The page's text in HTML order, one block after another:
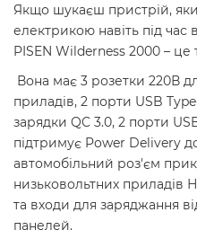
Якщо шукаєш пристрій,
електрикою навіть під час
PISEN Wilderness 2000 – це
Вона має 3 розетки 220В
приладів, 2 порти USB
зарядки QC 3.0, 2 порти
підтримує Power Delivery
автомобільний роз'єм
низьковольтних приладів
та входи для заряджання
панелей.